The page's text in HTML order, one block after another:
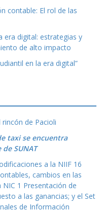
contable: El rol de las
era digital: estrategias y
de alto impacto
en la era digital”
rincón de Pacioli
taxi se encuentra
SUNAT
a la NIIF 16
cambios en las
1 Presentación de
a las ganancias; y el Set
de Información